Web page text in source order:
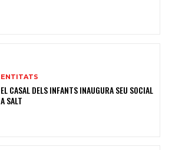
ENTITATS
EL CASAL DELS INFANTS INAUGURA SEU SOCIAL
A SALT